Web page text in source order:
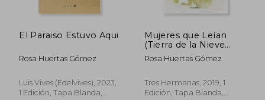
El Paraiso Estuvo Aqui
Rosa Huertas Gómez
Luis Vives (Edelvives), 2023,
1 Edición, Tapa Blanda,
Mujeres que Leían
(Tierra de la Nieve
Roja)
Rosa Huertas Gómez
Tres Hermanas, 2019, 1
Edición, Tapa Blanda,